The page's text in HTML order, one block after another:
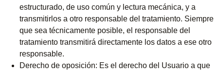
estructurado, de uso común y lectura mecánica, y a
transmitirlos a otro responsable del tratamiento. Siempre
que sea técnicamente posible, el responsable del
tratamiento transmitirá directamente los datos a ese otro
responsable.
Derecho de oposición: Es el derecho del Usuario a que